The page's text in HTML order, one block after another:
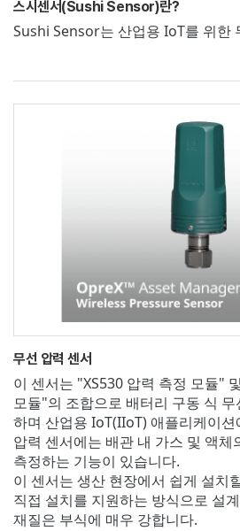
스시센서(Sushi Sensor)란?
Sushi Sensor는 산업용 IoT를 위한
무선 압력 센서
이 센서는 "XS530 압력 측정 모듈"
모듈"의 조합으로 배터리 구동 식
하며 산업용 IoT(IIoT) 애플리케이션
압력 센서에는 배관 내 가스 및 액체
측정하는 기능이 있습니다.
이 센서는 생산 현장에서 쉽게 설치
직접 설치를 지원하는 방식으로 설
재질은 부식에 매우 강합니다.